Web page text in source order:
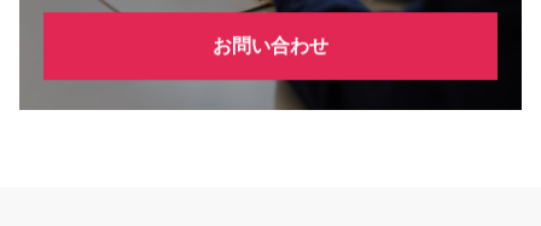
お問い合わせ